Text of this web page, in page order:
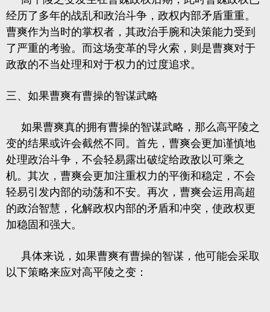
经历了多年的战乱和政治斗争，政权内部矛盾重重。
曹爽作为当时的掌权者，其政治手腕和决策能力受到
了严重的考验。而这场变革的导火索，则是曹爽对于
政敌的不当处理和对于权力的过度追求。
三、如果曹爽有曹操的智谋武略
如果曹爽真的拥有曹操的智谋武略，那么高平陵之
变的结果或许会截然不同。首先，曹爽会更加谨慎地
处理政治斗争，不会轻易露出破绽给政敌以可乘之
机。其次，曹爽会更加注重权力的平衡和稳定，不会
轻易引发内部的动荡和不安。再次，曹爽会运用高超
的政治智慧，化解政权内部的矛盾和冲突，使政权更
加稳固和强大。
具体来说，如果曹爽有曹操的智谋，他可能会采取
以下策略来应对高平陵之变：